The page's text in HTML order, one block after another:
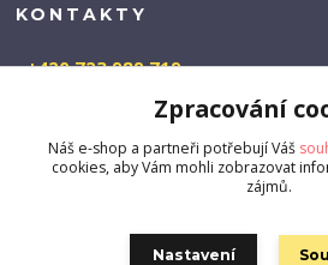
KONTAKTY
+420 723 989 719
info@barny-shop.cz
Zpracování
Náš e-shop a partneři potřebují Váš
cookies, aby Vám mohli zobrazovat
zájmů.
Nastavení